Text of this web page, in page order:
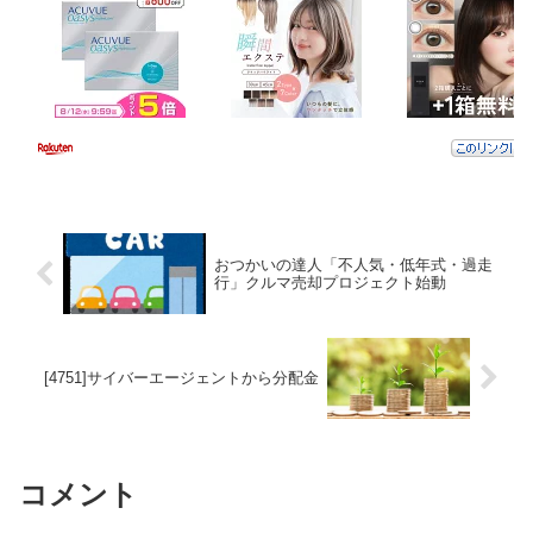
おつかいの達人「不人気・低年式・過走
行」クルマ売却プロジェクト始動
[4751]サイバーエージェントから分配金
コメント